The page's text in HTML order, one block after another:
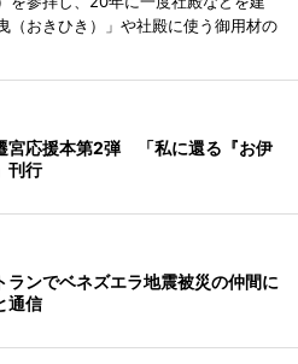
（おきひき）」や社殿に使う御用材の
宮応援本第2弾 「私に還る『お伊
刊行
ランでベネズエラ地震被災の仲間に
通信